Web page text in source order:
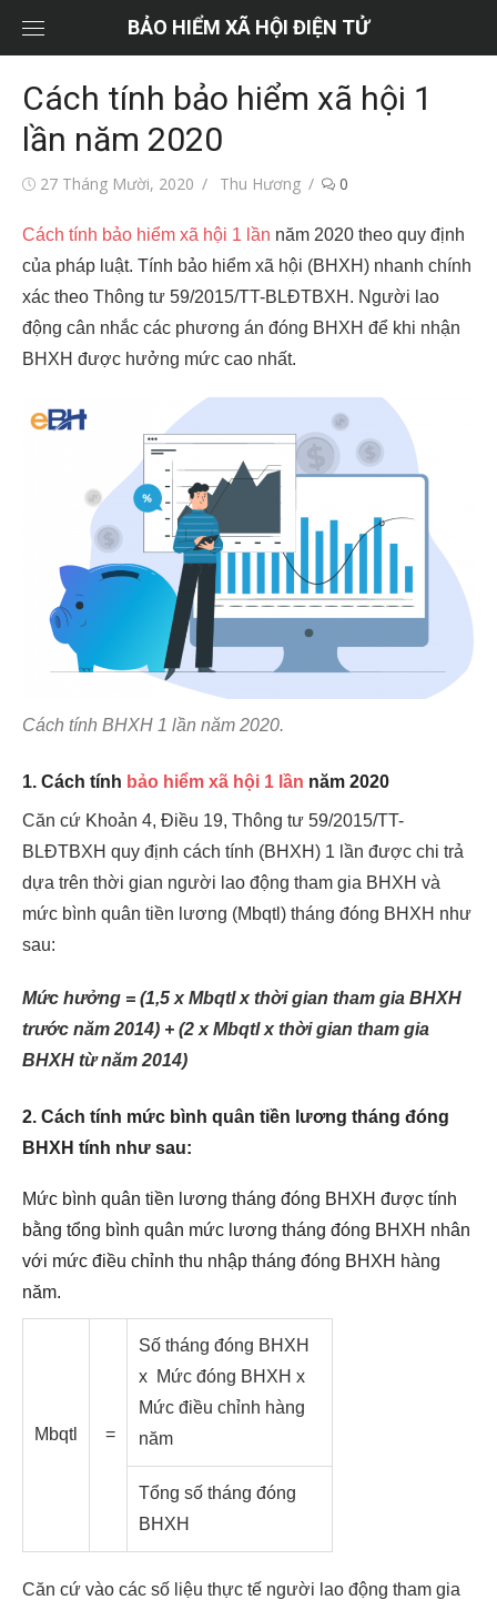
dung
BẢO HIỂM XÃ HỘI ĐIỆN TỬ
Cách tính bảo hiểm xã hội 1
lần năm 2020
Đăng27 Tháng Mười, 2020
Tác
Thu Hương 0
Cách tính bảo hiểm xã hội 1 lần năm 2020 theo quy định
của pháp luật. Tính bảo hiểm xã hội (BHXH) nhanh chính
xác theo Thông tư 59/2015/TT-BLĐTBXH. Người lao
động cân nhắc các phương án đóng BHXH để khi nhận
BHXH được hưởng mức cao nhất.
Cách tính BHXH 1 lần năm 2020.
1. Cách tính bảo hiểm xã hội 1 lần năm 2020
Căn cứ Khoản 4, Điều 19, Thông tư 59/2015/TT-
BLĐTBXH quy định cách tính (BHXH) 1 lần được chi trả
dựa trên thời gian người lao động tham gia BHXH và
mức bình quân tiền lương (Mbqtl) tháng đóng BHXH như
sau:
Mức hưởng = (1,5 x Mbqtl x thời gian tham gia BHXH
trước năm 2014) + (2 x Mbqtl x thời gian tham gia
BHXH từ năm 2014)
2. Cách tính mức bình quân tiền lương tháng đóng
BHXH tính như sau:
Mức bình quân tiền lương tháng đóng BHXH được tính
bằng tổng bình quân mức lương tháng đóng BHXH nhân
với mức điều chỉnh thu nhập tháng đóng BHXH hàng
năm.
Mbqtl =
Số tháng đóng BHXH
x Mức đóng BHXH x
Mức điều chỉnh hàng
năm
Tổng số tháng đóng
BHXH
Căn cứ vào các số liệu thực tế người lao động tham gia